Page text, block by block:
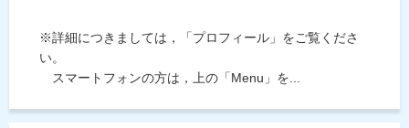
※詳細につきましては，「プロフィール」をご覧くださ
い。
スマートフォンの方は，上の「Menu」を...